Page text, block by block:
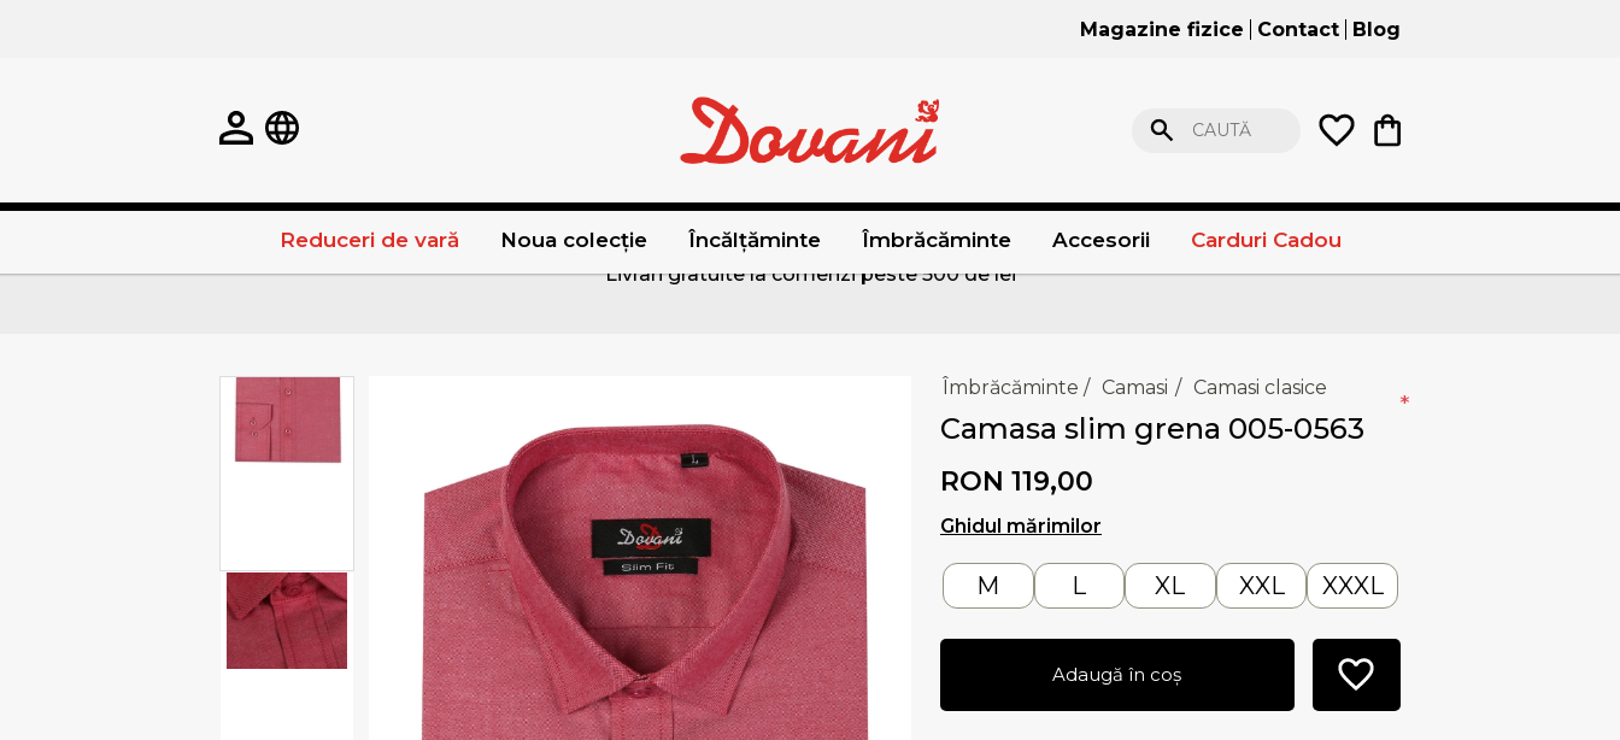
Magazine fizice Contact Blog
CAUTĂ
Reduceri de vară Noua colecție Încălțăminte Îmbrăcăminte Accesorii Carduri Cadou
Livrari gratuite la comenzi peste 500 de lei
Îmbrăcăminte / Camasi / Camasi clasice
Camasa slim grena 005-0563
RON 119,00
Ghidul mărimilor
*
M L XL XXL XXXL
Adaugă în coș